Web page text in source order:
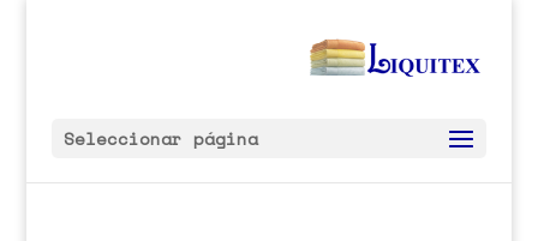
Seleccionar página